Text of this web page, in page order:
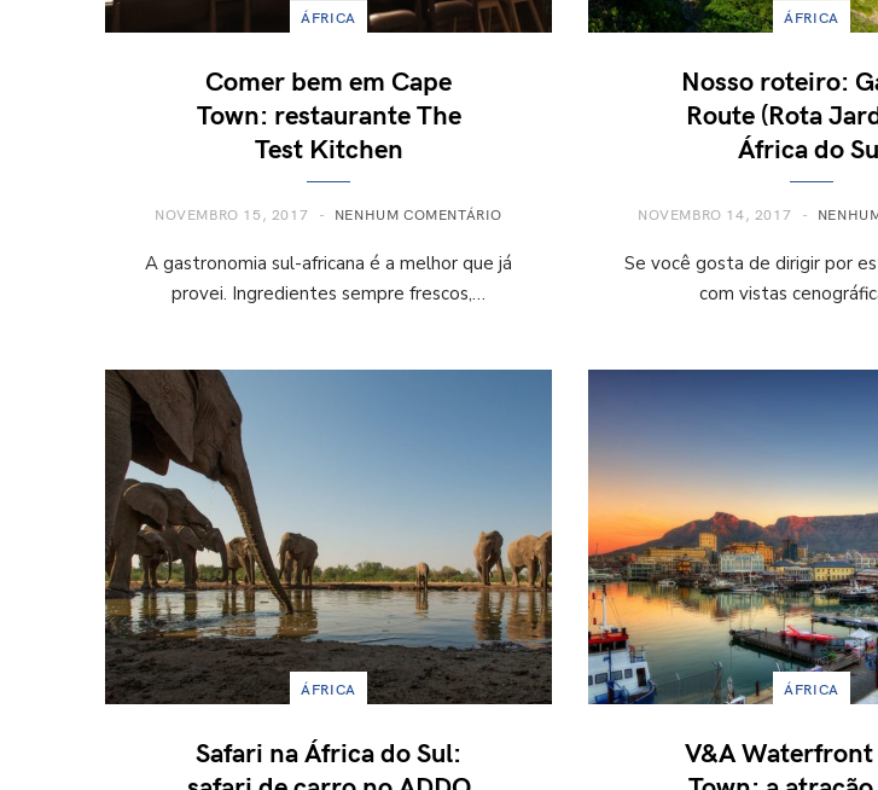
ÁFRICA
Comer bem em Cape
Town: restaurante The
Test Kitchen
NOVEMBRO 15, 2017 NENHUM COMENTÁRIO
A gastronomia sul-africana é a melhor que já
provei. Ingredientes sempre frescos,…
ÁFRICA
Nosso roteiro:
Route (Rota
África do
NOVEMBRO 14, 2017
Se você gosta de dirigir por
com vistas
ÁFRICA
Safari na África do Sul:
ÁFRICA
V&A Waterfront